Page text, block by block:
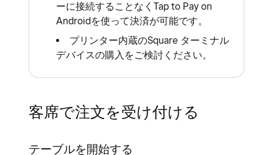
ーに接続することなくTap to Pay on
Androidを使って決済が可能です。
プリンター内蔵のSquare ターミナル
デバイスの購入をご検討ください。
客席で注文を受け付ける
テーブルを開始する